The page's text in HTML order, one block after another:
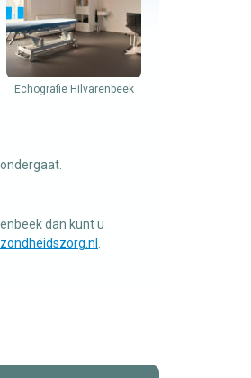
Echografie Hilvarenbeek
dan kunt u